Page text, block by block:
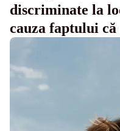
discriminate la
cauza faptului că